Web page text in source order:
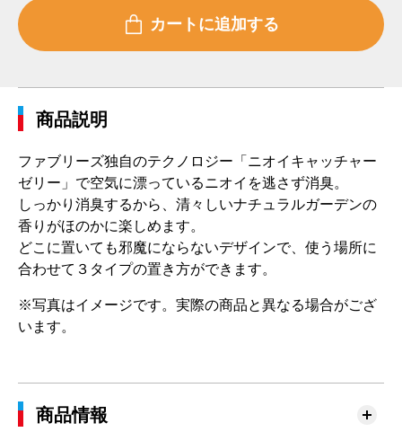
商品説明
ファブリーズ独自のテクノロジー「ニオイキャッチャー
ゼリー」で空気に漂っているニオイを逃さず消臭。
しっかり消臭するから、清々しいナチュラルガーデンの
香りがほのかに楽しめます。
どこに置いても邪魔にならないデザインで、使う場所に
合わせて３タイプの置き方ができます。
※写真はイメージです。実際の商品と異なる場合がござ
います。
商品情報